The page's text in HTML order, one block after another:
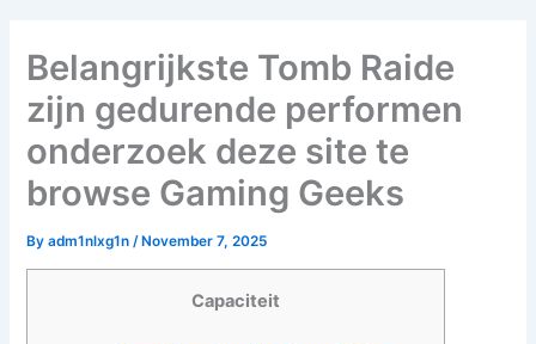
Belangrijkste Tomb Raide
zijn gedurende performen
onderzoek deze site te
browse Gaming Geeks
Byadm1nlxg1n /November 7, 2025
Capaciteit